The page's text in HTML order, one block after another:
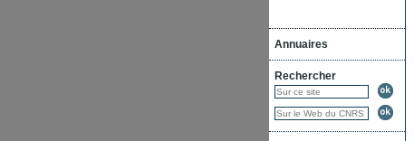
Annuaires
Rechercher